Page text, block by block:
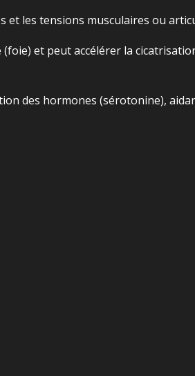
et les tensions musculaires ou
et peut accélérer la
des hormones (sérotonine),